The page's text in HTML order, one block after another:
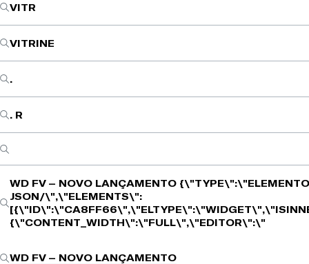
VITR
VITRINE
.
. R
WD FV – NOVO LANÇAMENTO
JSON/\",\"ELEMENTS\":
{\"CONTENT_WIDTH\":\"FULL\",\"EDITOR\":\"
WD FV – NOVO LANÇAMENTO